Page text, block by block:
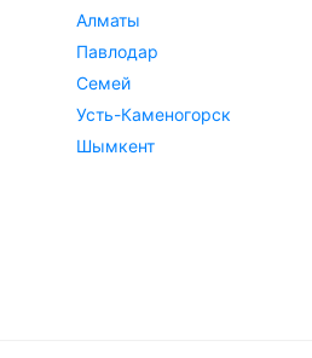
Алматы
Павлодар
Семей
Усть-Каменогорск
Шымкент